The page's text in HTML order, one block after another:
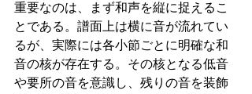
重要なのは、まず和声を縦に捉えるこ
とである。譜面上は横に音が流れてい
るが、実際には各小節ごとに明確な和
音の核が存在する。その核となる低音
や要所の音を意識し、残りの音を装飾